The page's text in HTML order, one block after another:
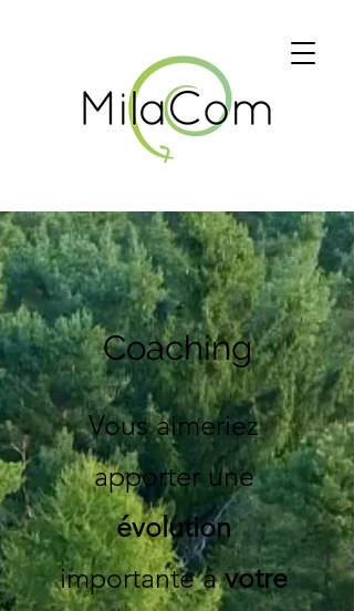
Coaching
Vous aimeriez
apporter une
évolution
importante àvotre